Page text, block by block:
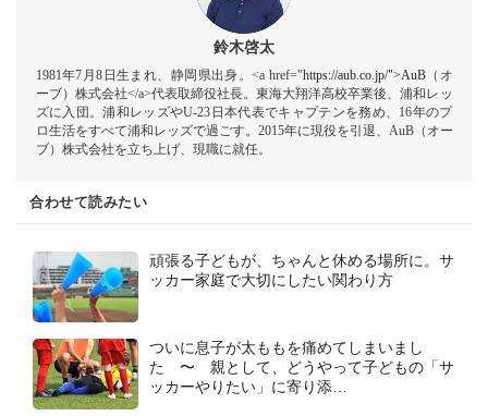
鈴木啓太
1981年7月8日生まれ、静岡県出身。<a href="https://aub.co.jp/">AuB（オ
ーブ）株式会社</a>代表取締役社長。東海大翔洋高校卒業後、浦和レッ
ズに入団。浦和レッズやU-23日本代表でキャプテンを務め、16年のプ
ロ生活をすべて浦和レッズで過ごす。2015年に現役を引退、AuB（オー
ブ）株式会社を立ち上げ、現職に就任。
合わせて読みたい
頑張る子どもが、ちゃんと休める場所に。サ
ッカー家庭で大切にしたい関わり方
ついに息子が太ももを痛めてしまいまし
た 〜 親として、どうやって子どもの「サ
ッカーやりたい」に寄り添…